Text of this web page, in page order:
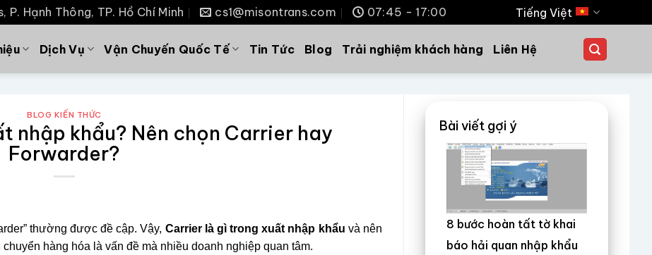
Hạnh Thông, TP. Hồ Chí Minh cs1@misontrans.com 07:45 - 17:00 Tiếng Việt
Dịch Vụ Vận Chuyến Quốc Tế Tin Tức Blog Trải nghiệm khách hàng Liên Hệ
BLOG KIẾN THỨC
nhập khẩu? Nên chọn Carrier hay
Forwarder?
thường được đề cập. Vậy, Carrier là gì trong xuất nhập khẩu và nên
hàng hóa là vấn đề mà nhiều doanh nghiệp quan tâm.
Bài viết gợi ý
8 bước hoàn tất tờ khai
báo hải quan nhập khẩu